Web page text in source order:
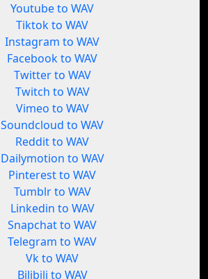
Youtube to WAV
Tiktok to WAV
Instagram to WAV
Facebook to WAV
Twitter to WAV
Twitch to WAV
Vimeo to WAV
Soundcloud to WAV
Reddit to WAV
Dailymotion to WAV
Pinterest to WAV
Tumblr to WAV
Linkedin to WAV
Snapchat to WAV
Telegram to WAV
Vk to WAV
Bilibili to WAV